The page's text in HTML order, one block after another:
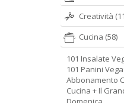
Creatività
Cucina (58)
101 Insalate
101 Panini
Abbonamento
Cucina + Il